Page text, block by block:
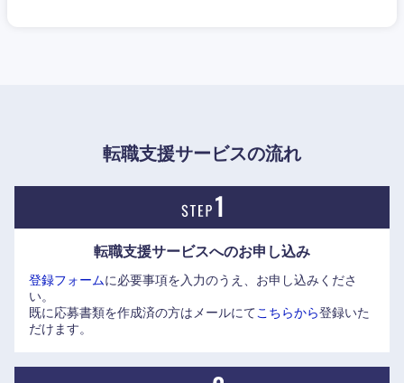
多様なキャリア観・働き方に合わせた柔軟なキャリアパスを
選択できる環境づくりが進められている。
近年は中途採用を積極的に行っており、高い人間力とスキ
職種によっては金融機関未経験者も歓迎しており、同行に新
しい知見をもたらす人材を広く募集中。
※（株）エリートネットワークHPにインタビューを掲載して
転職支援サービスの流れ
転職支援サービスへのお申し込み
登録フォームに必要事項を入力のうえ、お申し込みくださ
い。
既に応募書類を作成済の方はメールにてこちらから登録いた
だけます。